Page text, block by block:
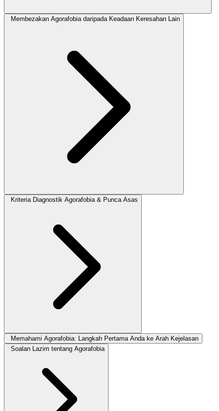
Membezakan Agorafobia daripada Keadaan Keresahan Lain
Kriteria Diagnostik Agorafobia & Punca Asas
Memahami Agorafobia: Langkah Pertama Anda ke Arah Kejelasan
Soalan Lazim tentang Agorafobia